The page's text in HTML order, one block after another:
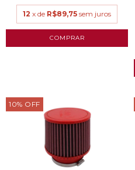
12 x de R$89,75 sem juros
10% OFF